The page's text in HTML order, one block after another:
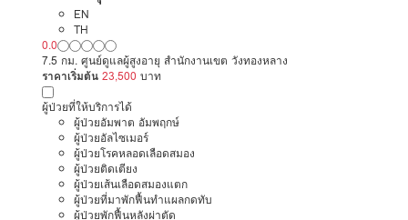
EN
TH
0.0
7.5 กม. ศูนย์ดูแลผู้สูงอายุ สำนักงานเขต วังทองหลาง
ราคาเริ่มต้น 23,500 บาท
ผู้ป่วยที่ให้บริการได้
ผู้ป่วยอัมพาต อัมพฤกษ์
ผู้ป่วยอัลไซเมอร์
ผู้ป่วยโรคหลอดเลือดสมอง
ผู้ป่วยติดเตียง
ผู้ป่วยเส้นเลือดสมองแตก
ผู้ป่วยที่มาพักฟื้นทำแผลกดทับ
ผู้ป่วยพักฟื้นหลังผ่าตัด